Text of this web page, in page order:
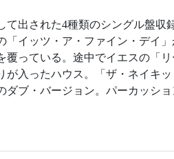
て出された4種類のシングル盤
「イッツ・ア・ファイン・デイ
覆っている。途中でイエスの「
が入ったハウス。「ザ・ネイキ
ダブ・バージョン。パーカッショ